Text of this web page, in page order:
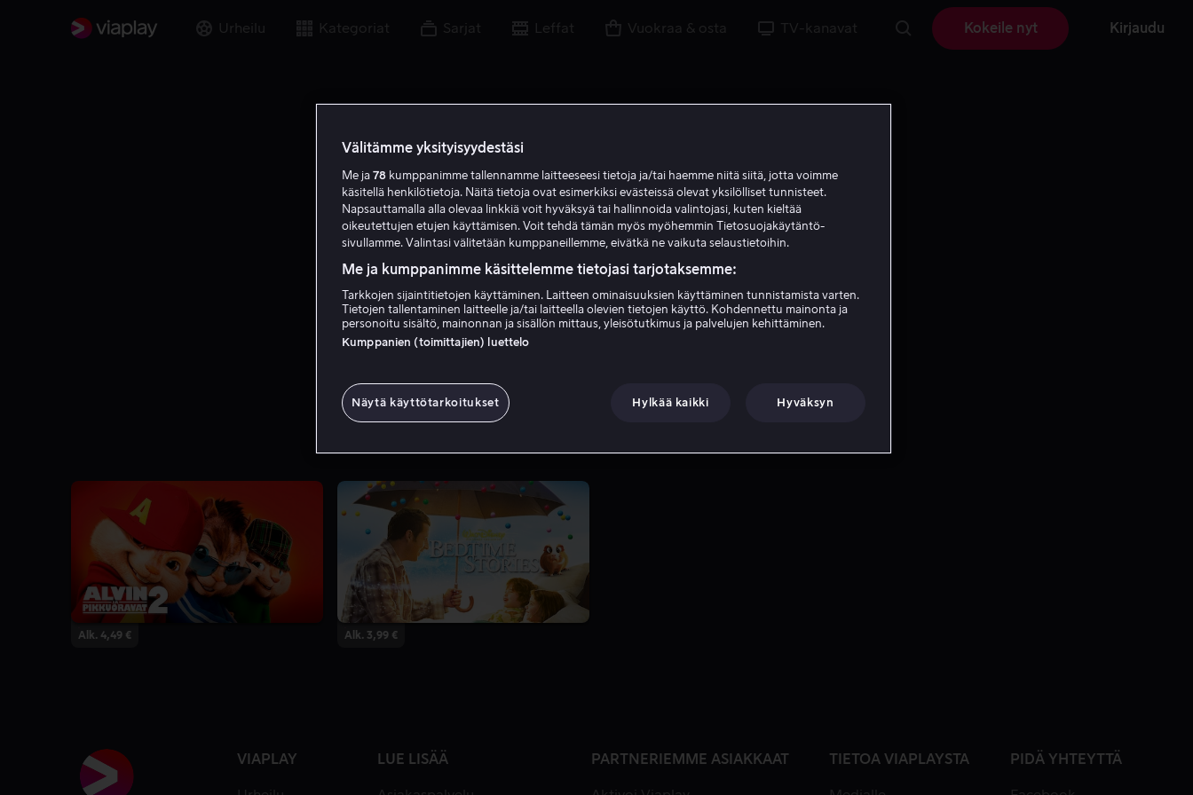
Urheilu Kategoriat Sarjat Leffat Vuokraa & osta TV-kanavat Kokeile nyt Kirjaudu
Kathryn Joosten
Alk. 4,49 € Alk. 3,99 €
VIAPLAY LUE LISÄÄ PARTNERIEMME ASIAKKAAT TIETOA VIAPLAYSTA PIDÄ YHTEYTTÄ
Välitämme yksityisyydestäsi
Me ja 78 kumppanimme tallennamme laitteeseesi tietoja ja/tai haemme niitä siitä, jotta voimme
käsitellä henkilötietoja. Näitä tietoja ovat esimerkiksi evästeissä olevat yksilölliset tunnisteet.
Napsauttamalla alla olevaa linkkiä voit hyväksyä tai hallinnoida valintojasi, kuten kieltää
oikeutettujen etujen käyttämisen. Voit tehdä tämän myös myöhemmin Tietosuojakäytäntö-
sivullamme. Valintasi välitetään kumppaneillemme, eivätkä ne vaikuta selaustietoihin.
Me ja kumppanimme käsittelemme tietojasi tarjotaksemme:
Tarkkojen sijaintitietojen käyttäminen. Laitteen ominaisuuksien käyttäminen tunnistamista varten.
Tietojen tallentaminen laitteelle ja/tai laitteella olevien tietojen käyttö. Kohdennettu mainonta ja
personoitu sisältö, mainonnan ja sisällön mittaus, yleisötutkimus ja palvelujen kehittäminen.
Kumppanien (toimittajien) luettelo
Näytä käyttötarkoitukset Hylkää kaikki Hyväksyn